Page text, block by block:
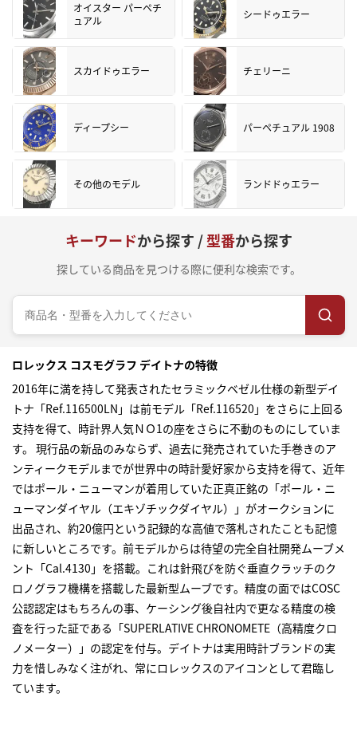
オイスター パーペチ
ュアル
シードゥエラー
スカイドゥエラー チェリーニ
ディープシー パーペチュアル 1908
その他のモデル ランドドゥエラー
キーワードから探す /型番から探す
探している商品を見つける際に便利な検索です。
ロレックス コスモグラフ デイトナの特徴
2016年に満を持して発表されたセラミックベゼル仕様の新型デイ
トナ「Ref.116500LN」は前モデル「Ref.116520」をさらに上回る
支持を得て、時計界人気ＮＯ1の座をさらに不動のものにしていま
す。 現行品の新品のみならず、過去に発売されていた手巻きのア
ンティークモデルまでが世界中の時計愛好家から支持を得て、近年
ではポール・ニューマンが着用していた正真正銘の「ポール・ニ
ューマンダイヤル（エキゾチックダイヤル）」がオークションに
出品され、約20億円という記録的な高値で落札されたことも記憶
に新しいところです。前モデルからは待望の完全自社開発ムーブメ
ント「Cal.4130」を搭載。これは針飛びを防ぐ垂直クラッチのク
ロノグラフ機構を搭載した最新型ムーブです。精度の面ではCOSC
公認認定はもちろんの事、ケーシング後自社内で更なる精度の検
査を行った証である「SUPERLATIVE CHRONOMETE（高精度クロ
ノメーター）」の認定を付与。デイトナは実用時計ブランドの実
力を惜しみなく注がれ、常にロレックスのアイコンとして君臨し
ています。